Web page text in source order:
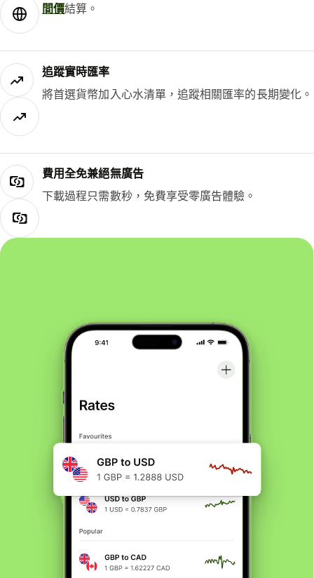
間價結算。
追蹤實時匯率
將首選貨幣加入心水清單，追蹤相關匯率的長期變化。
費用全免兼絕無廣告
下載過程只需數秒，免費享受零廣告體驗。